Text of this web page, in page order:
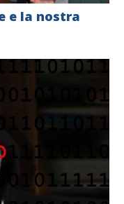
e la nostra